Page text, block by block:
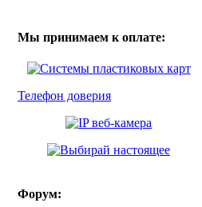
Мы принимаем к оплате:
Телефон доверия
Форум: